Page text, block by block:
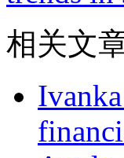
相关文